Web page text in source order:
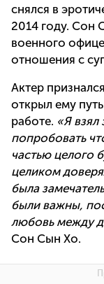
снялся в
2014 году. Сон
военного
отношения с
Актер
открыл ему
работе. «Я взял
попробовать
частью целого
целиком
была
были важны,
любовь между
Сон Сын Хо.